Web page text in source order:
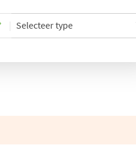
Selecteer type